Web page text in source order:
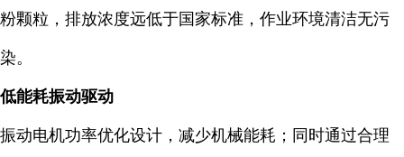
粉颗粒，排放浓度远低于国家标准，作业环境清洁无污
染。
低能耗振动驱动
振动电机功率优化设计，减少机械能耗；同时通过合理